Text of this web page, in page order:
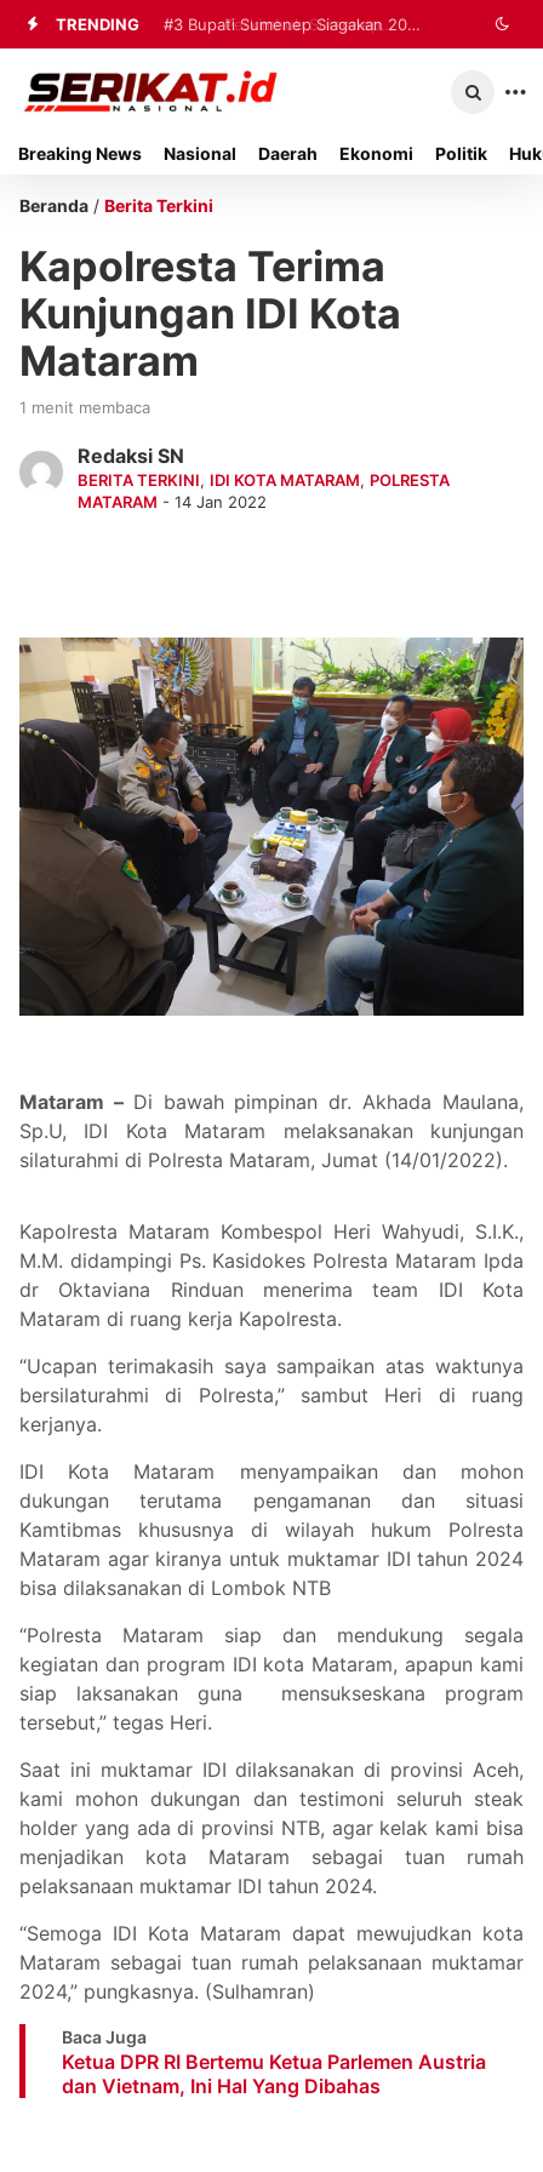
TRENDING #2 Perkimhub Sumenep
Matangkan Pelaksanaan RTLH 2026,
#3 Bupati Sumenep Siagakan 20
Ambulans dan Tiga Rumah Sakit
Breaking News Nasional Daerah Ekonomi Politik
Beranda / Berita Terkini
Kapolresta Terima
Kunjungan IDI Kota
Mataram
1 menit membaca
Redaksi SN
BERITA TERKINI, IDI KOTA MATARAM, POLRESTA
MATARAM - 14 Jan 2022
Mataram – Di bawah pimpinan dr. Akhada Maulana,
Sp.U, IDI Kota Mataram melaksanakan kunjungan
silaturahmi di Polresta Mataram, Jumat (14/01/2022).
Kapolresta Mataram Kombespol Heri Wahyudi, S.I.K.,
M.M. didampingi Ps. Kasidokes Polresta Mataram Ipda
dr Oktaviana Rinduan menerima team IDI Kota
Mataram di ruang kerja Kapolresta.
“Ucapan terimakasih saya sampaikan atas waktunya
bersilaturahmi di Polresta,” sambut Heri di ruang
kerjanya.
IDI Kota Mataram menyampaikan dan mohon
dukungan terutama pengamanan dan situasi
Kamtibmas khususnya di wilayah hukum Polresta
Mataram agar kiranya untuk muktamar IDI tahun 2024
bisa dilaksanakan di Lombok NTB
“Polresta Mataram siap dan mendukung segala
kegiatan dan program IDI kota Mataram, apapun kami
siap laksanakan guna mensukseskana program
tersebut,” tegas Heri.
Saat ini muktamar IDI dilaksanakan di provinsi Aceh,
kami mohon dukungan dan testimoni seluruh steak
holder yang ada di provinsi NTB, agar kelak kami bisa
menjadikan kota Mataram sebagai tuan rumah
pelaksanaan muktamar IDI tahun 2024.
“Semoga IDI Kota Mataram dapat mewujudkan kota
Mataram sebagai tuan rumah pelaksanaan muktamar
2024,” pungkasnya. (Sulhamran)
Baca Juga
Ketua DPR RI Bertemu Ketua Parlemen Austria
dan Vietnam, Ini Hal Yang Dibahas